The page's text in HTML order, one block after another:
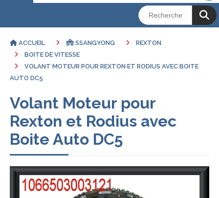
ACCUEIL SSANGYONG
REXTON
BOITE DE VITESSE
VOLANT MOTEUR POUR REXTON ET RODIUS AVEC BOITE
AUTO DC5
Volant Moteur pour
Rexton et Rodius avec
Boite Auto DC5